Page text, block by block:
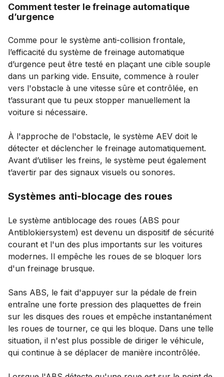
Comment tester le freinage automatique
d’urgence
Comme pour le système anti-collision frontale,
l’efficacité du système de freinage automatique
d’urgence peut être testé en plaçant une cible souple
dans un parking vide. Ensuite, commence à rouler
vers l'obstacle à une vitesse sûre et contrôlée, en
t’assurant que tu peux stopper manuellement la
voiture si nécessaire.
À l'approche de l'obstacle, le système AEV doit le
détecter et déclencher le freinage automatiquement.
Avant d’utiliser les freins, le système peut également
t’avertir par des signaux visuels ou sonores.
Systèmes anti-blocage des roues
Le système antiblocage des roues (ABS pour
Antiblokiersystem) est devenu un dispositif de sécurité
courant et l'un des plus importants sur les voitures
modernes. Il empêche les roues de se bloquer lors
d'un freinage brusque.
Sans ABS, le fait d'appuyer sur la pédale de frein
entraîne une forte pression des plaquettes de frein
sur les disques des roues et empêche instantanément
les roues de tourner, ce qui les bloque. Dans une telle
situation, il n'est plus possible de diriger le véhicule,
qui continue à se déplacer de manière incontrôlée.